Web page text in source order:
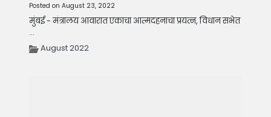
Posted on August 23, 2022
मुंबई - मंत्रालय आवारात एकाचा आत्मदहनाचा प्रयत्न, विधान सभेत
...
August 2022